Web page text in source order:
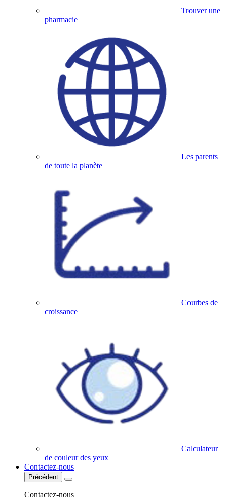
Trouver une
pharmacie
Les parents
de toute la planète
Courbes de
croissance
Calculateur
de couleur des yeux
Contactez-nous
Précédent
Contactez-nous